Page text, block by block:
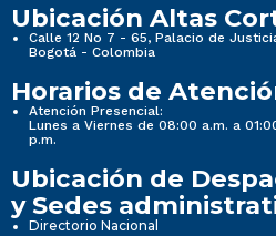
Ubicación Altas
Calle 12 No 7 - 65, Palacio de
Bogotá - Colombia
Horarios de
Atención Presencial:
Lunes a Viernes de 08:00 a.m. a
p.m.
Ubicación de
y Sedes
Directorio Nacional